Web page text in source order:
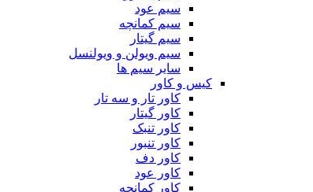
سیم عود
سیم کمانچه
سیم گیتار
سیم ویولن و ویولنسل
سایر سیم ها
کیس و کاور
کاور تار و سه تار
کاور گیتار
کاور تنبک
کاور تنبور
کاور دف
کاور عود
کاور کمانچه